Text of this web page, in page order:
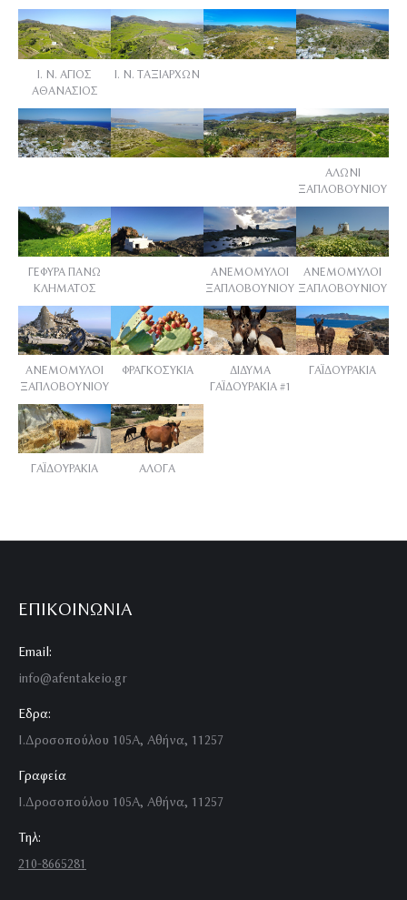
Ι. Ν. ΑΓΙΟΣ
ΑΘΑΝΑΣΙΟΣ
Ι. Ν. ΤΑΞΙΑΡΧΩΝ
ΑΛΩΝΙ
ΞΑΠΛΟΒΟΥΝΙΟΥ
ΓΕΦΥΡΑ ΠΑΝΩ
ΚΛΗΜΑΤΟΣ
ΑΝΕΜΟΜΥΛΟΙ
ΞΑΠΛΟΒΟΥΝΙΟΥ
ΑΝΕΜΟΜΥΛΟΙ
ΞΑΠΛΟΒΟΥΝΙΟΥ
ΑΝΕΜΟΜΥΛΟΙ
ΞΑΠΛΟΒΟΥΝΙΟΥ
ΦΡΑΓΚΟΣΥΚΙΑ
ΔΙΔΥΜΑ
ΓΑΪΔΟΥΡΑΚΙΑ #1
ΓΑΪΔΟΥΡΑΚΙΑ
ΓΑΪΔΟΥΡΑΚΙΑ ΑΛΟΓΑ
ΕΠΙΚΟΙΝΩΝΊΑ
Email:
info@afentakeio.gr
Εδρα:
Ι.Δροσοπούλου 105Α, Αθήνα, 11257
Γραφεία
Ι.Δροσοπούλου 105Α, Αθήνα, 11257
Τηλ:
210-8665281